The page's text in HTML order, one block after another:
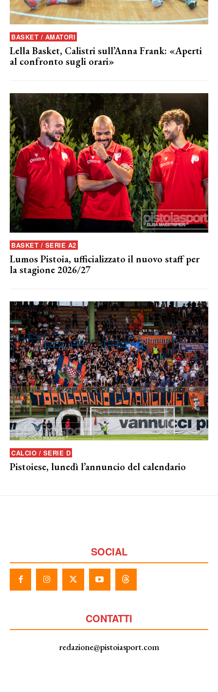
BASKET / AMATORI
Lella Basket, Calistri sull’Anna Frank: «Aperti
al confronto sugli orari»
BASKET / SERIE A2
Lumos Pistoia, ufficializzato il nuovo staff per
la stagione 2026/27
CALCIO / SERIE D
Pistoiese, lunedì l’annuncio del calendario
SOCIAL
CONTATTI
redazione@pistoiasport.com